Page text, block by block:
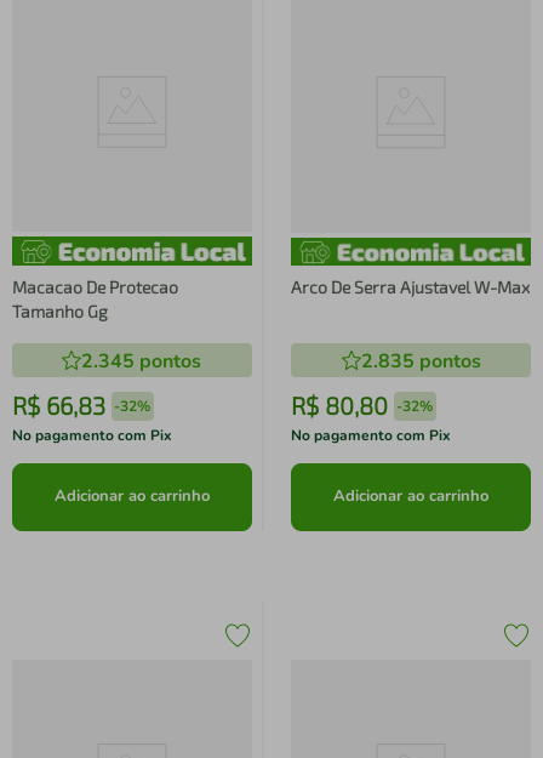
Macacao De Protecao
Tamanho Gg
2.345 pontos
R$ 66,83 -32%
No pagamento com Pix
Adicionar ao carrinho
Arco De Serra Ajustavel W-Max
2.835 pontos
R$ 80,80 -32%
No pagamento com Pix
Adicionar ao carrinho